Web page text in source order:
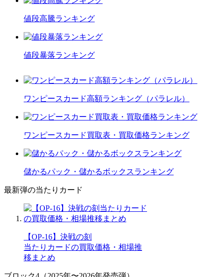
値段高騰ランキング
値段暴落ランキング
ワンピースカード高額ランキング（パラレル）
ワンピースカード買取表・買取価格ランキング
儲かるパック・儲かるボックスランキング
最新弾の当たりカード
【OP-16】決戦の刻
当たりカードの買取価格・相場推
移まとめ